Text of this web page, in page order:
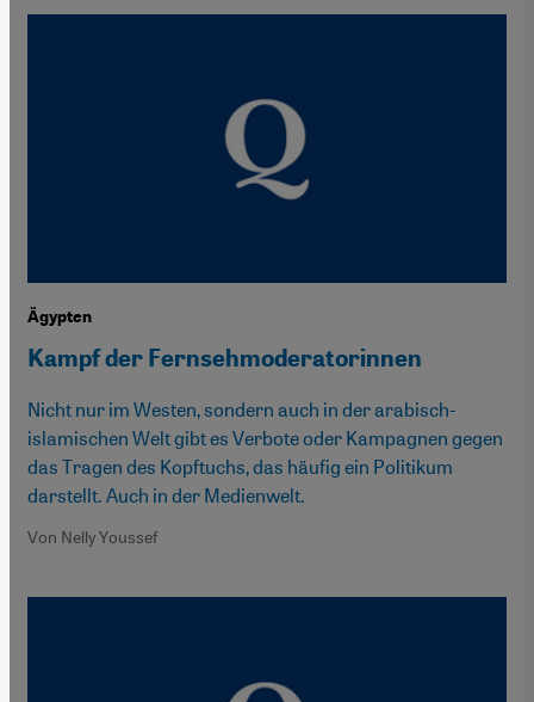
Ägypten
Kampf der Fernsehmoderatorinnen
Nicht nur im Westen, sondern auch in der arabisch-
islamischen Welt gibt es Verbote oder Kampagnen gegen
das Tragen des Kopftuchs, das häufig ein Politikum
darstellt. Auch in der Medienwelt.
Von Nelly Youssef